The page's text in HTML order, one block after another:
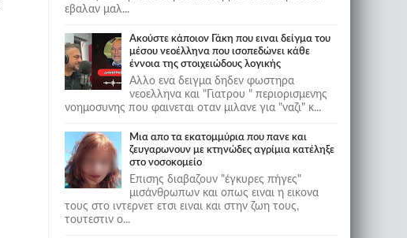
εβαλαν μαλ...
Ακούστε κάποιον Γάκη που ειναι δείγμα του
μέσου νεοέλληνα που ισοπεδώνει κάθε
έννοια της στοιχειώδους λογικής
Αλλο ενα δειγμα δηδεν φωστηρα
νεοελληνα και "Γιατρου " περιορισμενης
νοημοσυνης που φαινεται οταν μιλανε για "ναζι" κ...
Μια απο τα εκατομμύρια που πανε και
ζευγαρωνουν με κτηνώδες αγρίμια κατέληξε
στο νοσοκομείο
Επισης διαβαζουν "έγκυρες πήγες"
μισάνθρωπων και οπως ειναι η εικονα
τους στο ιντερνετ ετσι ειναι και στην ζωη τους,
τουτεστιν ο...